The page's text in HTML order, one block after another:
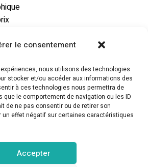
le consentement
nous utilisons des technologies
stocker et/ou accéder aux informations des
à ces technologies nous permettra de
le comportement de navigation ou les ID
de ne pas consentir ou de retirer son
effet négatif sur certaines caractéristiques
Accepter